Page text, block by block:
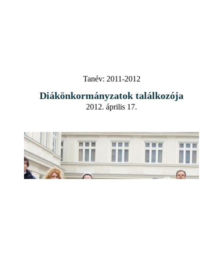
Tanév: 2011-2012
Diákönkormányzatok találkozója
2012. április 17.